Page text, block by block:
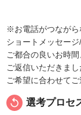
※お電話がつながら
ショートメッセージ
ご都合の良いお時
ご返信いただきまし
ご希望に合わせてご
replay 選考プロセ